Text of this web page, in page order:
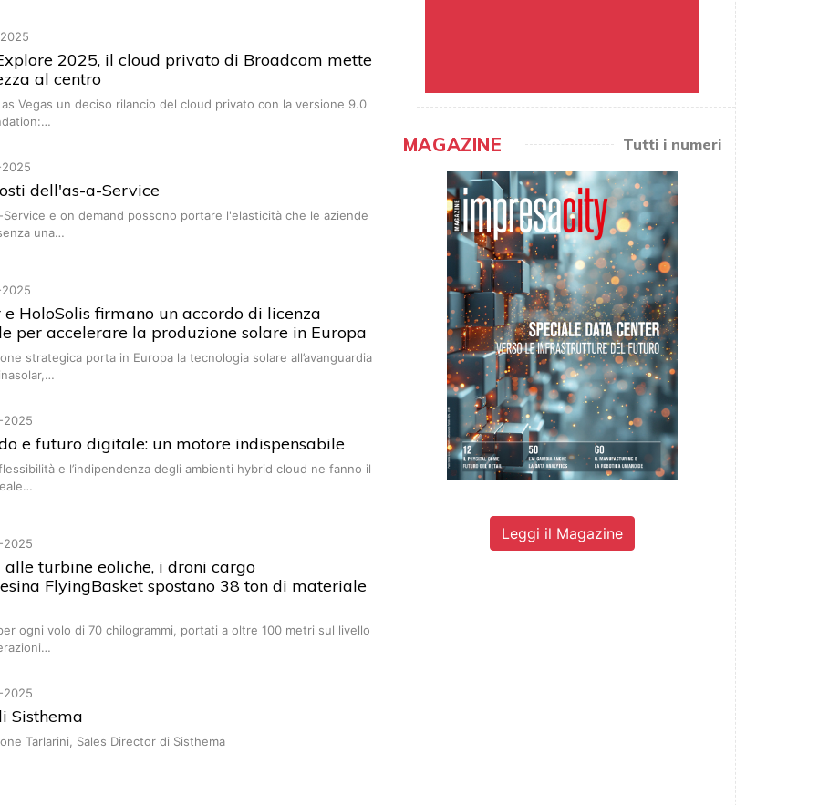
2025, il cloud privato di Broadcom mette
al centro
Vegas un deciso rilancio del cloud privato con la versione 9.0
dell'as-a-Service
Service e on demand possono portare l'elasticità che le aziende
una…
e HoloSolis firmano un accordo di licenza
per accelerare la produzione solare in Europa
strategica porta in Europa la tecnologia solare all’avanguardia
e futuro digitale: un motore indispensabile
flessibilità e l’indipendenza degli ambienti hybrid cloud ne fanno il
alle turbine eoliche, i droni cargo
FlyingBasket spostano 38 ton di materiale
ogni volo di 70 chilogrammi, portati a oltre 100 metri sul livello
Sisthema
Tarlarini, Sales Director di Sisthema
MAGAZINE Tutti i numeri
Leggi il Magazine